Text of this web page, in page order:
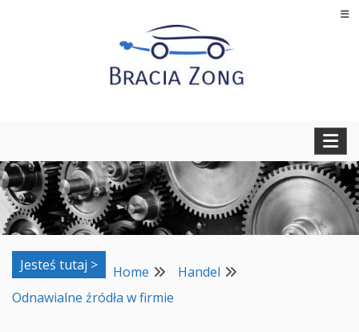
Jesteś tutaj > Home
Handel
Odnawialne źródła w firmie